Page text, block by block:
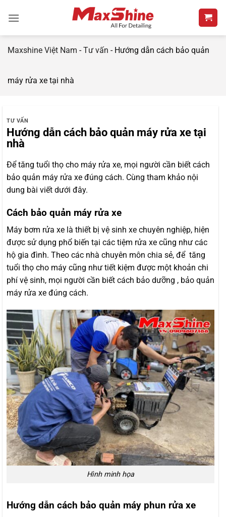
qua
Maxshine Việt Nam -Tư vấn - Hướng dẫn cách bảo quản
máy rửa xe tại nhà
TƯ VẤN
Hướng dẫn cách bảo quản máy rửa xe tại
nhà
Để tăng tuổi thọ cho máy rửa xe, mọi người cần biết cách
bảo quản máy rửa xe đúng cách. Cùng tham khảo nội
dung bài viết dưới đây.
Cách bảo quản máy rửa xe
Máy bơm rửa xe là thiết bị vệ sinh xe chuyên nghiệp, hiện
được sử dụng phổ biến tại các tiệm rửa xe cũng như các
hộ gia đình. Theo các nhà chuyên môn chia sẻ, để tăng
tuổi thọ cho máy cũng như tiết kiệm được một khoản chi
phí vệ sinh, mọi người cần biết cách bảo dưỡng , bảo quản
máy rửa xe đúng cách.
Hình minh họa
Hướng dẫn cách bảo quản máy phun rửa xe